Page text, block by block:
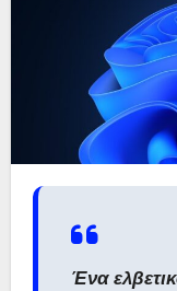
Ένα